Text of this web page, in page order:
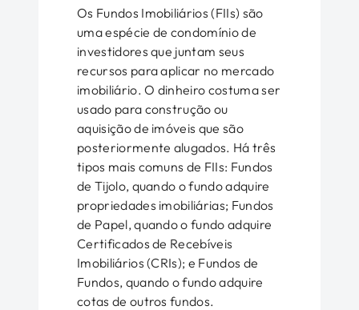
Os Fundos Imobiliários (FIIs) são
uma espécie de condomínio de
investidores que juntam seus
recursos para aplicar no mercado
imobiliário. O dinheiro costuma ser
usado para construção ou
aquisição de imóveis que são
posteriormente alugados. Há três
tipos mais comuns de FIIs: Fundos
de Tijolo, quando o fundo adquire
propriedades imobiliárias; Fundos
de Papel, quando o fundo adquire
Certificados de Recebíveis
Imobiliários (CRIs); e Fundos de
Fundos, quando o fundo adquire
cotas de outros fundos.